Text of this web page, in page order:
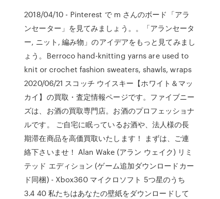
2018/04/10 - Pinterest で m さんのボード「アラ
ンセーター」を見てみましょう。。「アランセータ
ー, ニット, 編み物」のアイデアをもっと見てみまし
ょう。Berroco hand-knitting yarns are used to
knit or crochet fashion sweaters, shawls, wraps
2020/06/21 スコッチ ウイスキー【ホワイト＆マッ
カイ】の買取・査定情報ページです。ファイブニー
ズは、お酒の買取専門店。お酒のプロフェッショナ
ルです。 ご自宅に眠っているお酒や、法人様の長
期滞在商品を高価買取いたします！ まずは、ご連
絡下さいませ！ Alan Wake (アラン ウェイク) リミ
テッド エディション (ゲーム追加ダウンロードカー
ド同梱) - Xbox360 マイクロソフト 5つ星のうち
3.4 40 私たちはあなたの壁紙をダウンロードして